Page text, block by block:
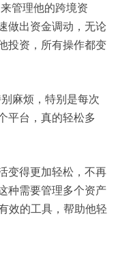
管理他的跨境资
做出资金调动，无论
投资，所有操作都变
麻烦，特别是每次
平台，真的轻松多
变得更加轻松，不再
种需要管理多个资产
效的工具，帮助他轻